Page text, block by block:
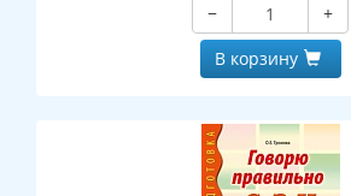
−
+
В корзину